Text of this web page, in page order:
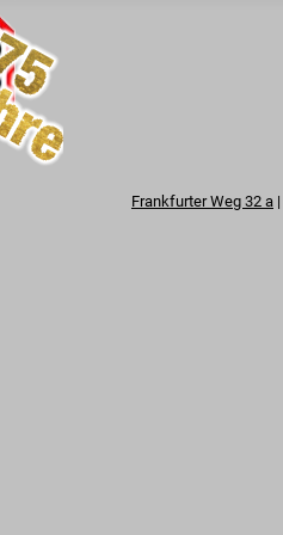
Frankfurter Weg 32 a |